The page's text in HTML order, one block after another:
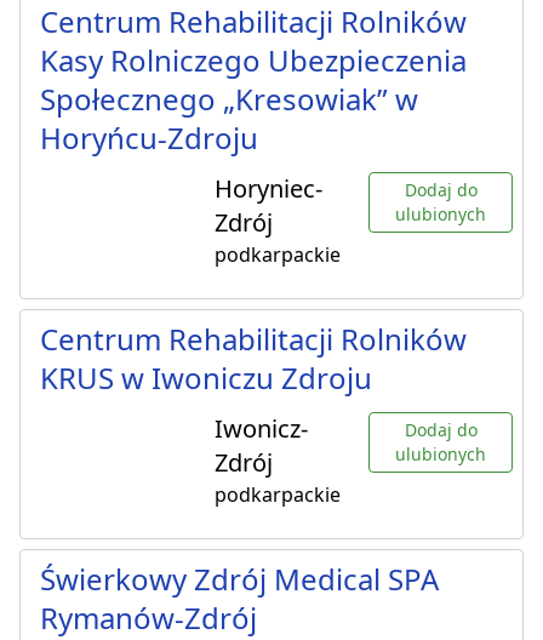
Centrum Rehabilitacji Rolników
Kasy Rolniczego Ubezpieczenia
Społecznego „Kresowiak” w
Horyńcu-Zdroju
Horyniec-
Zdrój
podkarpackie
Dodaj do
ulubionych
Centrum Rehabilitacji Rolników
KRUS w Iwoniczu Zdroju
Iwonicz-
Zdrój
podkarpackie
Dodaj do
ulubionych
Świerkowy Zdrój Medical SPA
Rymanów-Zdrój